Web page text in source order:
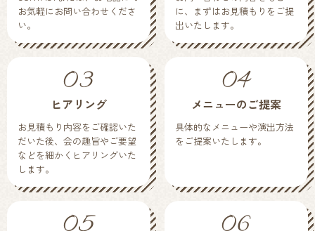
お気軽にお問い合わせくださ
い。
に、まずはお見積もりをご提
出いたします。
03
ヒアリング
お見積もり内容をご確認いた
だいた後、会の趣旨やご要望
などを細かくヒアリングいた
します。
04
メニューのご提案
具体的なメニューや演出方法
をご提案いたします。